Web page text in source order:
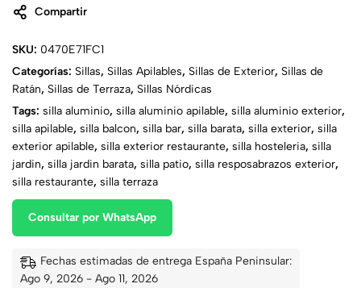
Compartir
SKU: 0470E71FC1
Categorías: Sillas, Sillas Apilables, Sillas de Exterior, Sillas de
Ratán, Sillas de Terraza, Sillas Nórdicas
Tags: silla aluminio, silla aluminio apilable, silla aluminio exterior,
silla apilable, silla balcon, silla bar, silla barata, silla exterior, silla
exterior apilable, silla exterior restaurante, silla hosteleria, silla
jardin, silla jardin barata, silla patio, silla resposabrazos exterior,
silla restaurante, silla terraza
Consultar por WhatsApp
Fechas estimadas de entrega España Peninsular:
Ago 9, 2026 - Ago 11, 2026